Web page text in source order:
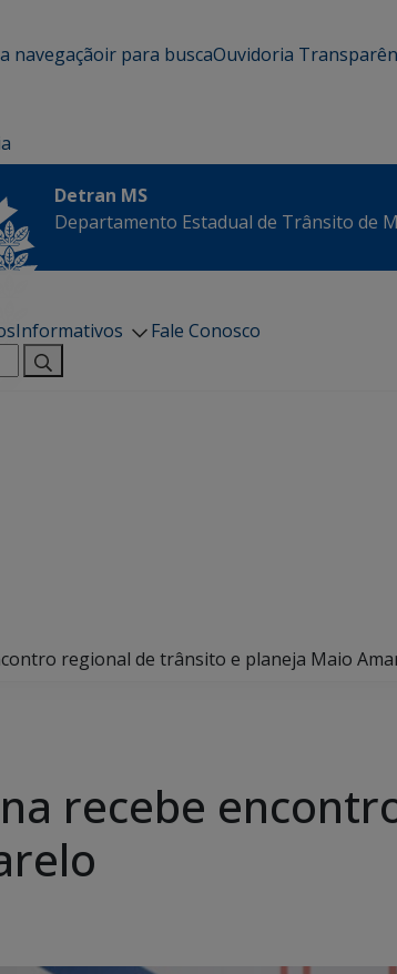
navegaçãoir para buscaOuvidoria
Detran MS
Departamento Estadual de Trânsito de
Informativos
Fale Conosco
regional de trânsito e planeja Maio
recebe